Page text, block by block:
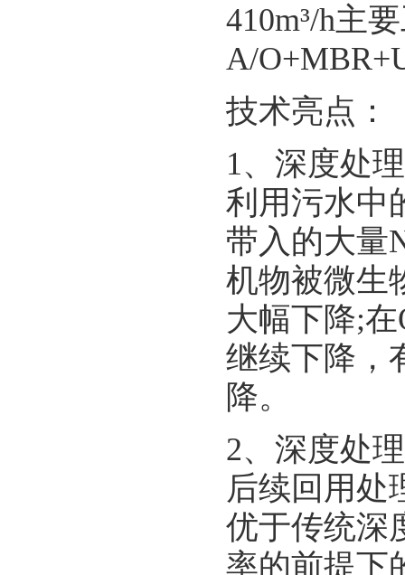
410m³/h主
A/
技术亮点：
1、深度处
利用污水中
带入的大量
机物被微生
大幅下降;
继续下降，
降。
2、深度处
后续回用处
优于传统深
率的前提下